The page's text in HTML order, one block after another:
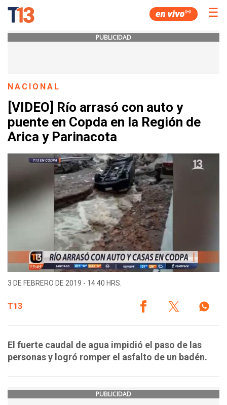
☰
PUBLICIDAD
NACIONAL
[VIDEO] Río arrasó con auto y
puente en Copda en la Región de
Arica y Parinacota
3 DE FEBRERO DE 2019 - 14:40 HRS.
T13
El fuerte caudal de agua impidió el paso de las
personas y logró romper el asfalto de un badén.
PUBLICIDAD